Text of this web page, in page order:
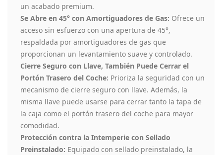
un acabado premium.
Se Abre en 45° con Amortiguadores de Gas: Ofrece un
acceso sin esfuerzo con una apertura de 45°,
respaldada por amortiguadores de gas que
proporcionan un levantamiento suave y controlado.
Cierre Seguro con Llave, También Puede Cerrar el
Portón Trasero del Coche: Prioriza la seguridad con un
mecanismo de cierre seguro con llave. Además, la
misma llave puede usarse para cerrar tanto la tapa de
la caja como el portón trasero del coche para mayor
comodidad.
Protección contra la Intemperie con Sellado
Preinstalado: Equipado con sellado preinstalado, la